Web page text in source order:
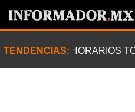
TENDENCIAS: HORARIOS